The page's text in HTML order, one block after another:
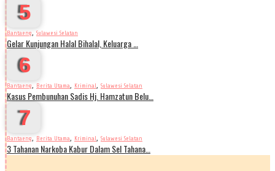
5
Bantaeng, Sulawesi Selatan
Gelar Kunjungan Halal Bihalal, Keluarga …
6
Bantaeng, Berita Utama, Kriminal, Sulawesi Selatan
Kasus Pembunuhan Sadis Hj. Hamzatun Belu…
7
Bantaeng, Berita Utama, Kriminal, Sulawesi Selatan
3 Tahanan Narkoba Kabur Dalam Sel Tahana…